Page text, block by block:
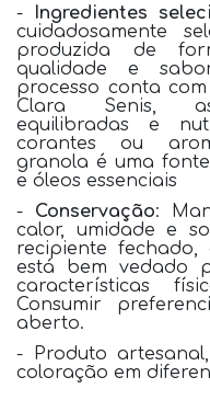
- Ingredientes
cuidadosamente
produzida de
qualidade e
processo conta
Clara Senis,
equilibradas e
corantes ou
granola é uma
e óleos essenciais
- Conservação:
calor, umidade e
recipiente
está bem vedado
características
Consumir
aberto.
- Produto
coloração em